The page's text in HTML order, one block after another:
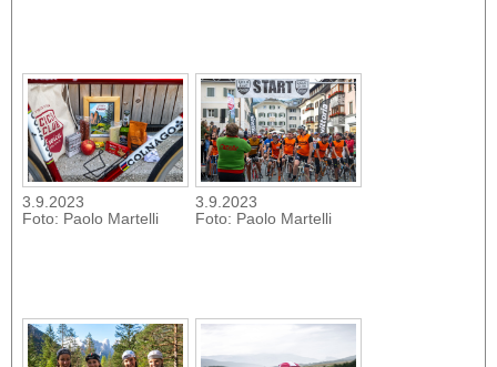
3.9.2023
Foto: Paolo Martelli
3.9.2023
Foto: Paolo Martelli